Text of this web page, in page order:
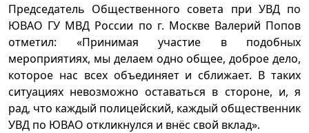
Председатель Общественного совета при УВД по
ЮВАО ГУ МВД России по г. Москве Валерий Попов
отметил: «Принимая участие в подобных
мероприятиях, мы делаем одно общее, доброе дело,
которое нас всех объединяет и сближает. В таких
ситуациях невозможно оставаться в стороне, и, я
рад, что каждый полицейский, каждый общественник
УВД по ЮВАО откликнулся и внёс свой вклад».